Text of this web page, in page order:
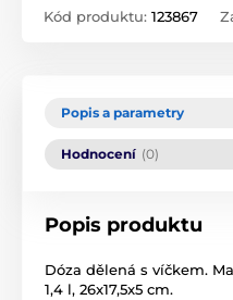
Kód produktu: 123867
Popis a parametry
Hodnocení (0)
Popis produktu
Dóza dělená s víčkem.
1,4 l, 26x17,5x5 cm.